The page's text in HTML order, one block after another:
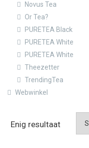
Novus Tea
Or Tea?
PURETEA Black
PURETEA White
PURETEA White
Theezetter
TrendingTea
Webwinkel
Enig resultaat